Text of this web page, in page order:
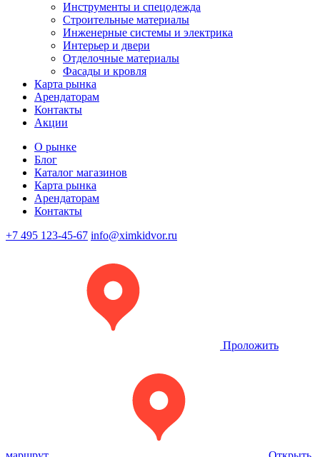
Инструменты и спецодежда
Строительные материалы
Инженерные системы и электрика
Интерьер и двери
Отделочные материалы
Фасады и кровля
Карта рынка
Арендаторам
Контакты
Акции
О рынке
Блог
Каталог магазинов
Карта рынка
Арендаторам
Контакты
+7 495 123-45-67 info@ximkidvor.ru
Проложить